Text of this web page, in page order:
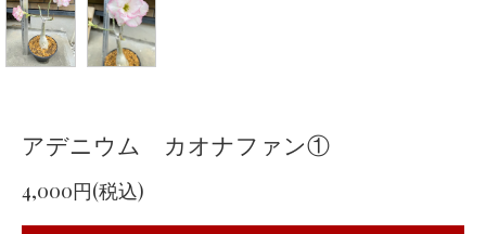
アデニウム カオナファン①
4,000円(税込)